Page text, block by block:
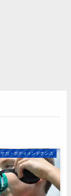
ケガ・ボディメンテナンス